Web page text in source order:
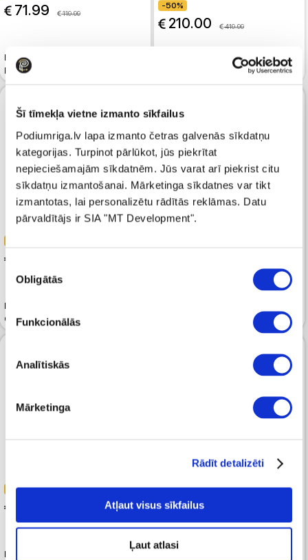
Šī tīmekļa vietne izmanto sīkfailus
Podiumriga.lv lapa izmanto četras galvenās sīkdatņu
kategorijas. Turpinot pārlūkot, jūs piekrītat
nepieciešamajām sīkdatnēm. Jūs varat arī piekrist citu
sīkdatņu izmantošanai. Mārketinga sīkdatnes var tikt
izmantotas, lai personalizētu rādītās reklāmas. Datu
pārvaldītājs ir SIA "MT Development".
izvēle
Obligātās
Funkcionālās
Analītiskās
Mārketinga
Rādīt detalizēti
Atļaut visus sīkfailus
Ļaut atlasi
71.99 119.99
Bikses G-STAR Rovic Zip 3D
Regular Tapered Grey
-50%
210.00 419.99
Bikses ICEBERG Woven Black
Bikses CALVIN KLEIN JEANS
Cotton Pull On Straight Black
Cotton-Blend Cargo Black
-40%
Bikses G-STAR Rovic Zip 3D
-50%
50.00